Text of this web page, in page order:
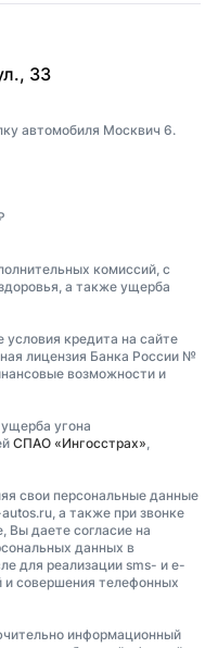
33
автомобиля Москвич 6.
комиссий, с
а также ущерба
кредита на сайте
лицензия Банка России №
возможности и
угона
СПАО «Ингосстрах»
свои персональные данные
а также при звонке
Вы даете согласие на
данных в
для реализации sms- и e-
и совершения телефонных
информационный